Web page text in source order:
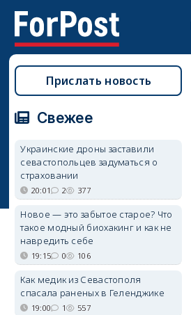
Прислать новость
Свежее
Украинские дроны заставили
севастопольцев задуматься о
страховании
20:01 2 377
Новое — это забытое старое? Что
такое модный биохакинг и как не
навредить себе
19:15 0 106
Как медик из Севастополя
спасала раненых в Геленджике
19:00 1 557